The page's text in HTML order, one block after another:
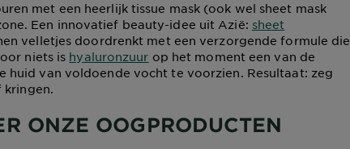
met een heerlijk tissue mask (ook wel sheet mask
Een innovatief beauty-idee uit Azië: sheet
velletjes doordrenkt met een verzorgende formule die
niets is hyaluronzuur op het moment een van de
huid van voldoende vocht te voorzien. Resultaat: zeg
kringen.
ONZE OOGPRODUCTEN